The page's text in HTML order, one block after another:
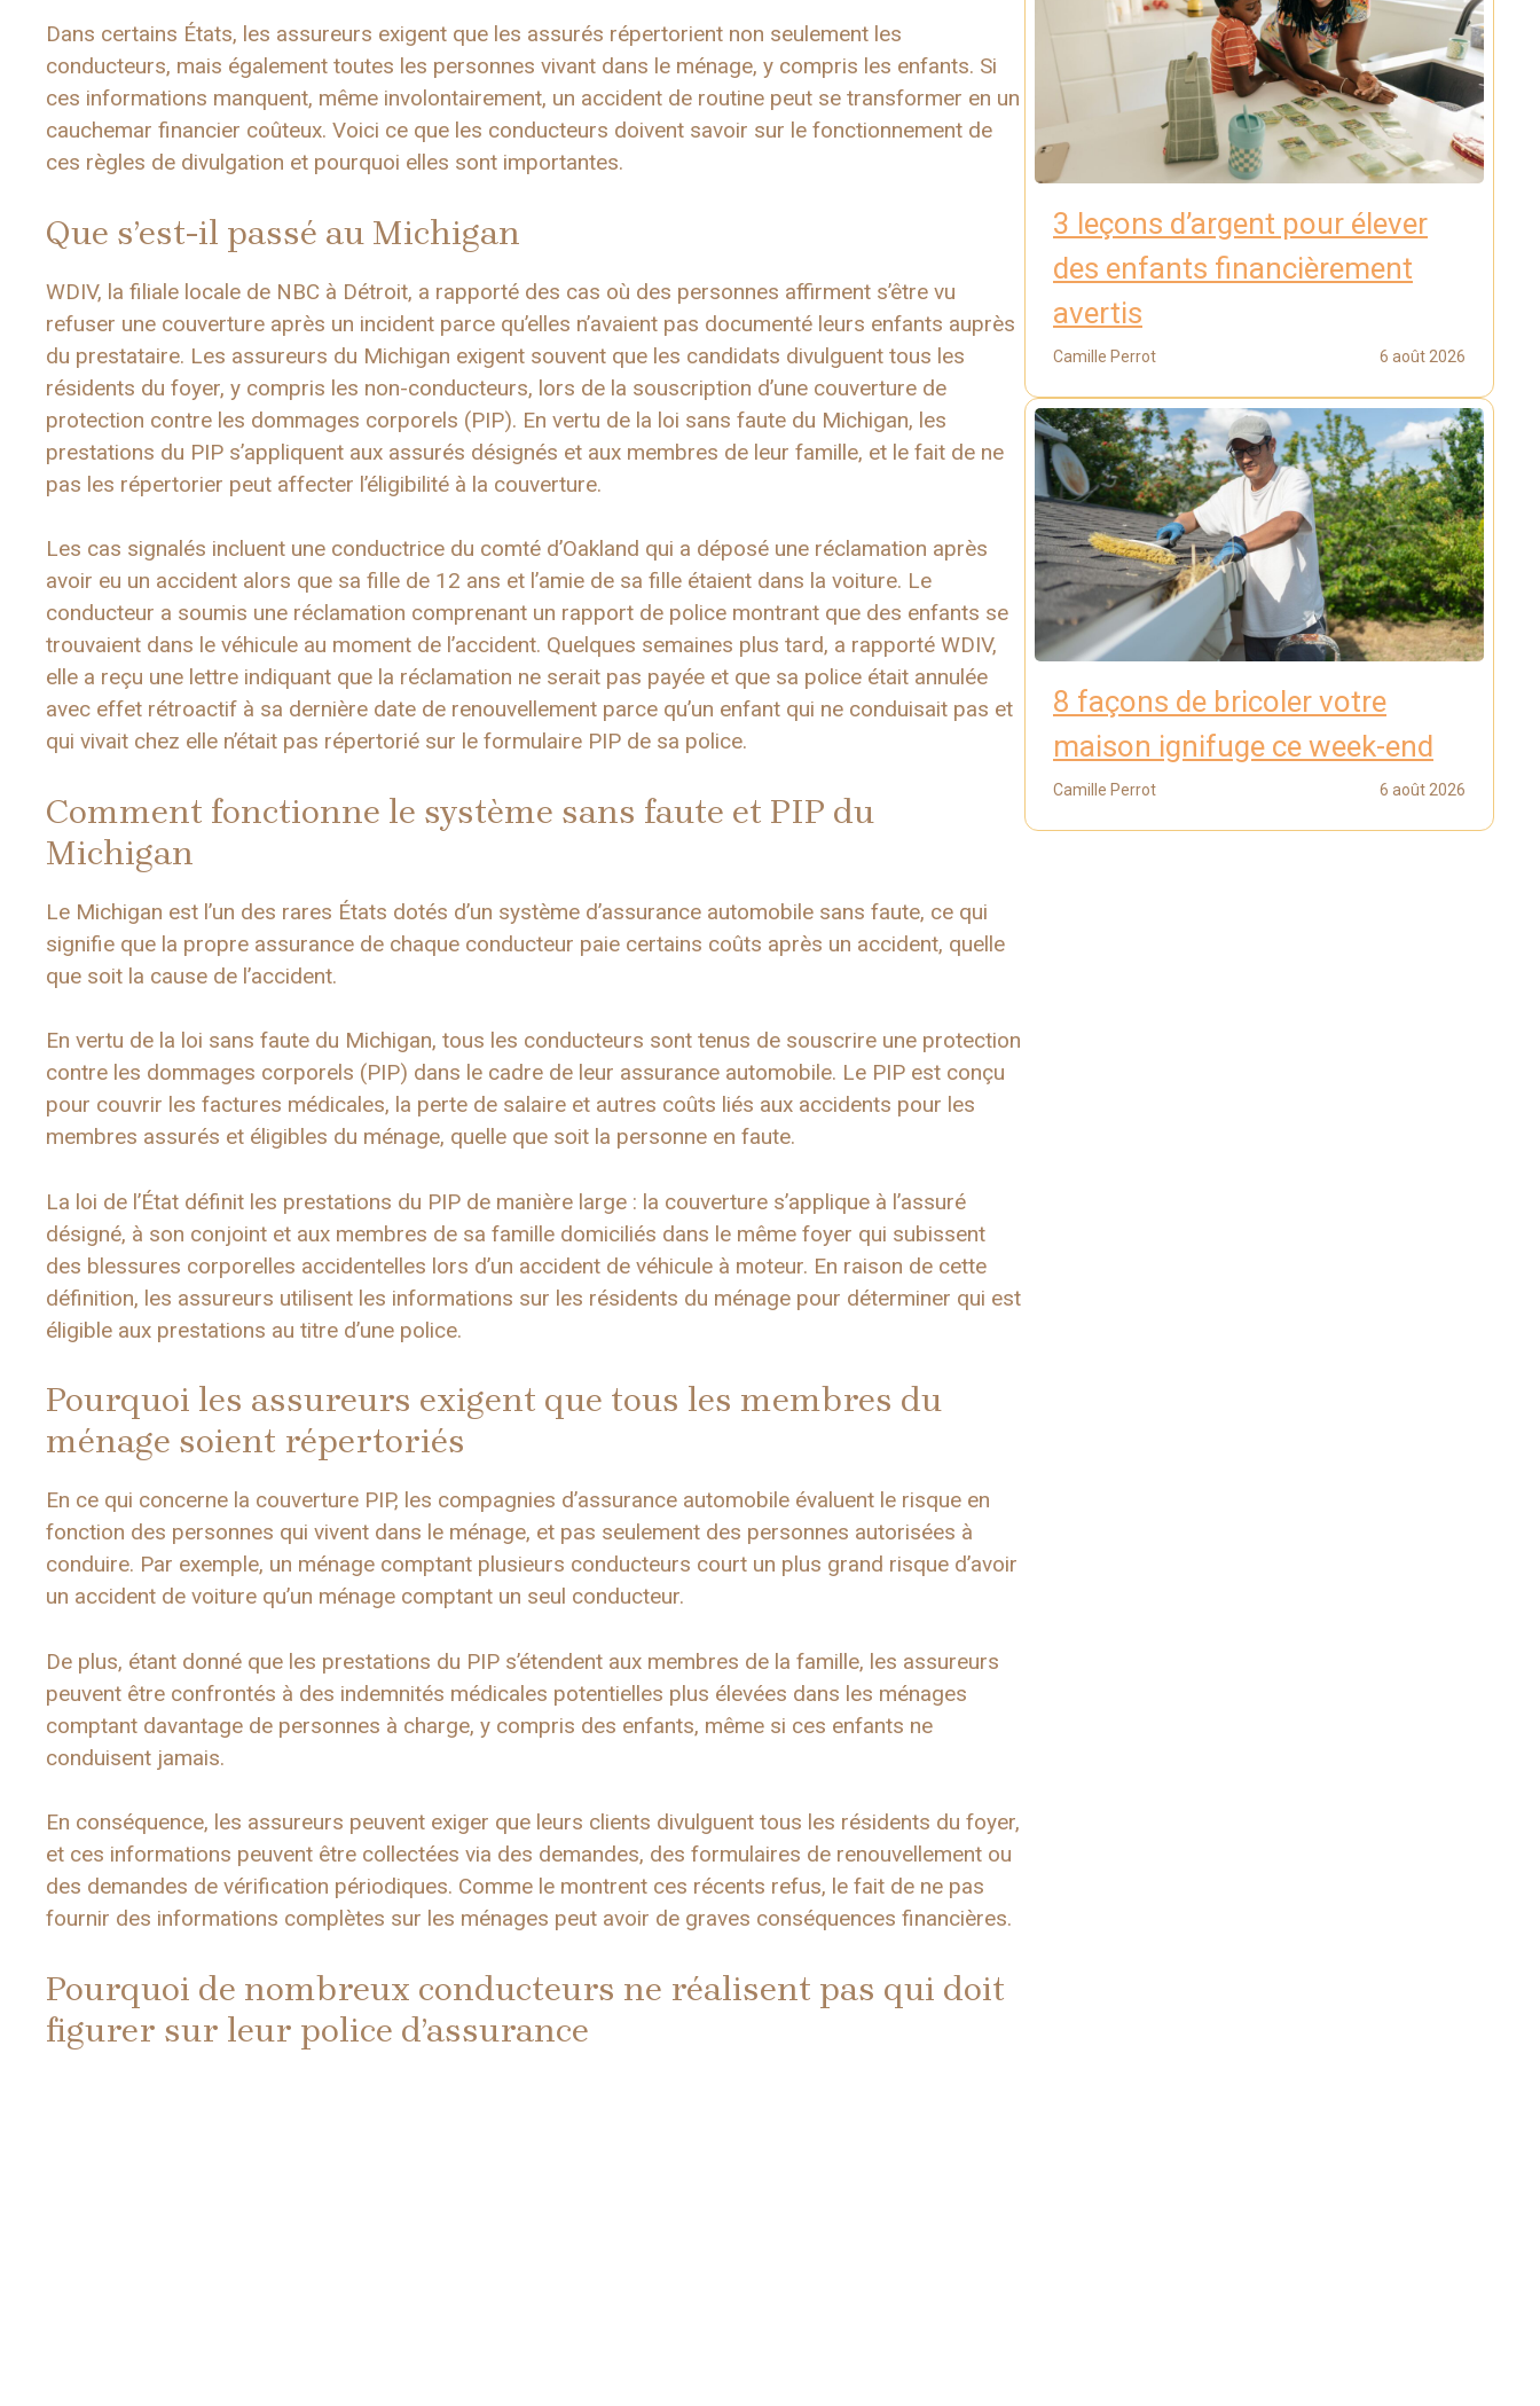
Dans certains États, les assureurs exigent que les assurés répertorient non seulement les
conducteurs, mais également toutes les personnes vivant dans le ménage, y compris les enfants. Si
ces informations manquent, même involontairement, un accident de routine peut se transformer en un
cauchemar financier coûteux. Voici ce que les conducteurs doivent savoir sur le fonctionnement de
ces règles de divulgation et pourquoi elles sont importantes.
Que s’est-il passé au Michigan
WDIV, la filiale locale de NBC à Détroit, a rapporté des cas où des personnes affirment s’être vu
refuser une couverture après un incident parce qu’elles n’avaient pas documenté leurs enfants auprès
du prestataire. Les assureurs du Michigan exigent souvent que les candidats divulguent tous les
résidents du foyer, y compris les non-conducteurs, lors de la souscription d’une couverture de
protection contre les dommages corporels (PIP). En vertu de la loi sans faute du Michigan, les
prestations du PIP s’appliquent aux assurés désignés et aux membres de leur famille, et le fait de ne
pas les répertorier peut affecter l’éligibilité à la couverture.
Les cas signalés incluent une conductrice du comté d’Oakland qui a déposé une réclamation après
avoir eu un accident alors que sa fille de 12 ans et l’amie de sa fille étaient dans la voiture. Le
conducteur a soumis une réclamation comprenant un rapport de police montrant que des enfants se
trouvaient dans le véhicule au moment de l’accident. Quelques semaines plus tard, a rapporté WDIV,
elle a reçu une lettre indiquant que la réclamation ne serait pas payée et que sa police était annulée
avec effet rétroactif à sa dernière date de renouvellement parce qu’un enfant qui ne conduisait pas et
qui vivait chez elle n’était pas répertorié sur le formulaire PIP de sa police.
Comment fonctionne le système sans faute et PIP du
Michigan
Le Michigan est l’un des rares États dotés d’un système d’assurance automobile sans faute, ce qui
signifie que la propre assurance de chaque conducteur paie certains coûts après un accident, quelle
que soit la cause de l’accident.
En vertu de la loi sans faute du Michigan, tous les conducteurs sont tenus de souscrire une protection
contre les dommages corporels (PIP) dans le cadre de leur assurance automobile. Le PIP est conçu
pour couvrir les factures médicales, la perte de salaire et autres coûts liés aux accidents pour les
membres assurés et éligibles du ménage, quelle que soit la personne en faute.
La loi de l’État définit les prestations du PIP de manière large : la couverture s’applique à l’assuré
désigné, à son conjoint et aux membres de sa famille domiciliés dans le même foyer qui subissent
des blessures corporelles accidentelles lors d’un accident de véhicule à moteur. En raison de cette
définition, les assureurs utilisent les informations sur les résidents du ménage pour déterminer qui est
éligible aux prestations au titre d’une police.
Pourquoi les assureurs exigent que tous les membres du
ménage soient répertoriés
En ce qui concerne la couverture PIP, les compagnies d’assurance automobile évaluent le risque en
fonction des personnes qui vivent dans le ménage, et pas seulement des personnes autorisées à
conduire. Par exemple, un ménage comptant plusieurs conducteurs court un plus grand risque d’avoir
un accident de voiture qu’un ménage comptant un seul conducteur.
De plus, étant donné que les prestations du PIP s’étendent aux membres de la famille, les assureurs
peuvent être confrontés à des indemnités médicales potentielles plus élevées dans les ménages
comptant davantage de personnes à charge, y compris des enfants, même si ces enfants ne
conduisent jamais.
En conséquence, les assureurs peuvent exiger que leurs clients divulguent tous les résidents du foyer,
et ces informations peuvent être collectées via des demandes, des formulaires de renouvellement ou
des demandes de vérification périodiques. Comme le montrent ces récents refus, le fait de ne pas
fournir des informations complètes sur les ménages peut avoir de graves conséquences financières.
Pourquoi de nombreux conducteurs ne réalisent pas qui doit
figurer sur leur police d’assurance
3 leçons d’argent pour élever
des enfants financièrement
avertis
Camille Perrot 6 août 2026
8 façons de bricoler votre
maison ignifuge ce week-end
Camille Perrot 6 août 2026